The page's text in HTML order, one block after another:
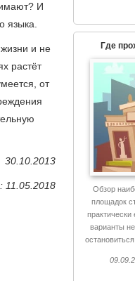
И
языка.
и не
растёт
от
30.10.2013
11.05.2018
Где
Обзор
площадок
варианты